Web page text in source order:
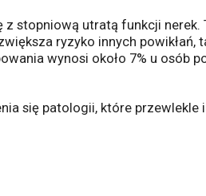
z stopniową utratą funkcji
ryzyko innych
wynosi około 7% u osób
się patologii, które